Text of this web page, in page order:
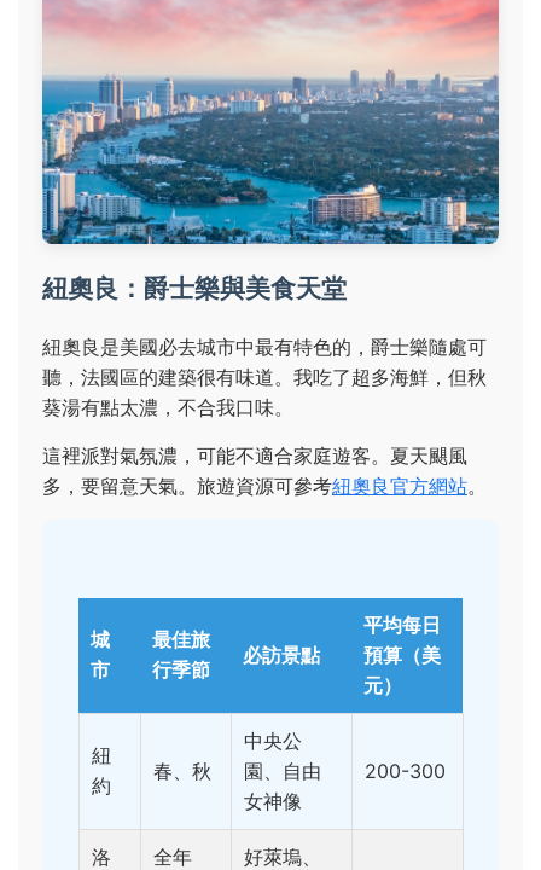
紐奧良：爵士樂與美食天堂
紐奧良是美國必去城市中最有特色的，爵士樂隨處可
聽，法國區的建築很有味道。我吃了超多海鮮，但秋
葵湯有點太濃，不合我口味。
這裡派對氣氛濃，可能不適合家庭遊客。夏天颶風
多，要留意天氣。旅遊資源可參考紐奧良官方網站。
城
市
最佳旅
行季節
必訪景點
平均每日
預算（美
元）
紐
約
春、秋
中央公
園、自由
女神像
200-300
洛
全年
好萊塢、